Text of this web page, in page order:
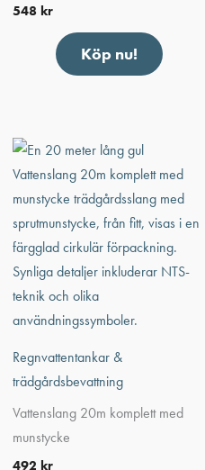
548 kr
Köp nu!
Regnvattentankar &
trädgårdsbevattning
Vattenslang 20m komplett med
munstycke
492 kr